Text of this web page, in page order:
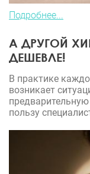
Подробнее...
А ДРУГОЙ
ДЕШЕВЛЕ!
В практике
возникает
пользу